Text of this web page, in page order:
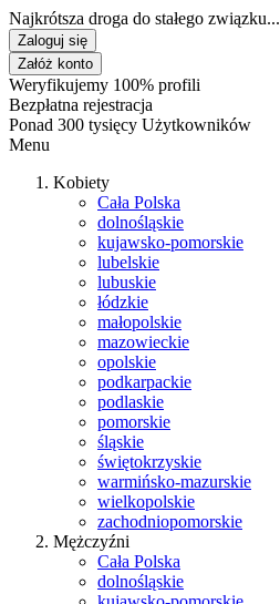
Najkrótsza droga do stałego związku...
Zaloguj się
Załóż konto
Weryfikujemy 100% profili
Bezpłatna rejestracja
Ponad 300 tysięcy Użytkowników
Menu
Kobiety
Cała Polska
dolnośląskie
kujawsko-pomorskie
lubelskie
lubuskie
łódzkie
małopolskie
mazowieckie
opolskie
podkarpackie
podlaskie
pomorskie
śląskie
świętokrzyskie
warmińsko-mazurskie
wielkopolskie
zachodniopomorskie
Mężczyźni
Cała Polska
dolnośląskie